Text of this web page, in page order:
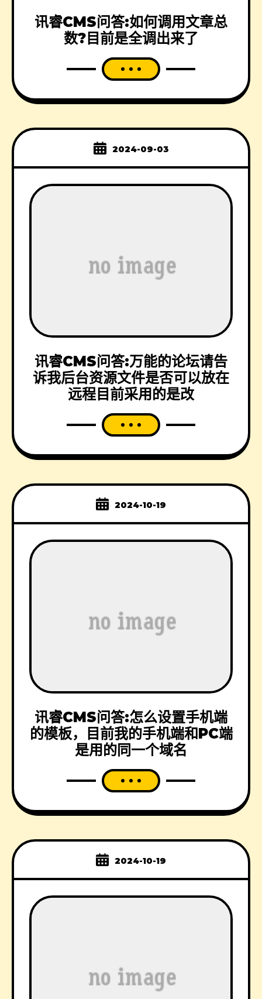
讯睿CMS问答:如何调用文章总
数?目前是全调出来了
2024-09-03
讯睿CMS问答:万能的论坛请告
诉我后台资源文件是否可以放在
远程目前采用的是改
2024-10-19
讯睿CMS问答:怎么设置手机端
的模板，目前我的手机端和PC端
是用的同一个域名
2024-10-19